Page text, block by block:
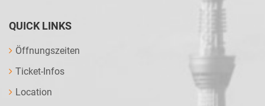
QUICK LINKS
Öffnungszeiten
Ticket-Infos
Location